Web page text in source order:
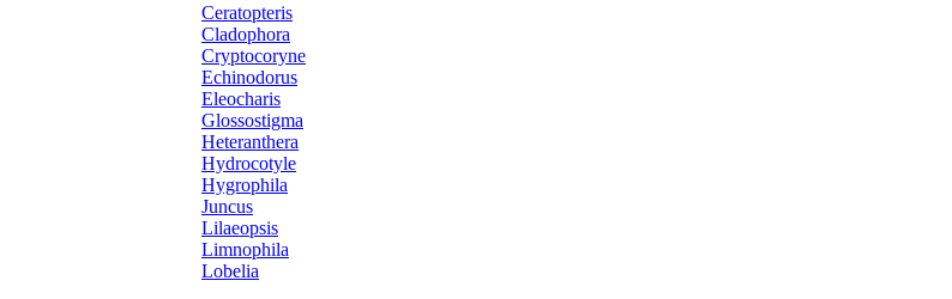
Ceratopteris
Cladophora
Cryptocoryne
Echinodorus
Eleocharis
Glossostigma
Heteranthera
Hydrocotyle
Hygrophila
Juncus
Lilaeopsis
Limnophila
Lobelia